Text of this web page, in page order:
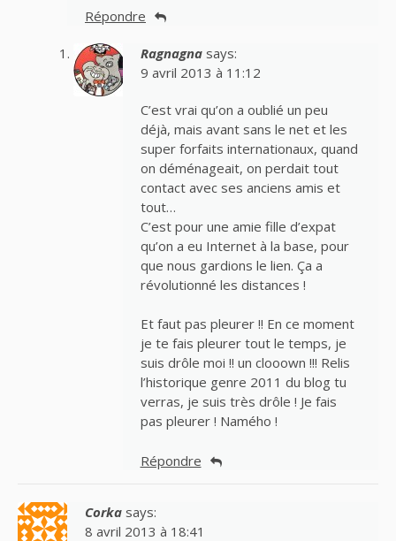
Répondre
Ragnagna says:
9 avril 2013 à 11:12
C’est vrai qu’on a oublié un peu
déjà, mais avant sans le net et les
super forfaits internationaux, quand
on déménageait, on perdait tout
contact avec ses anciens amis et
tout…
C’est pour une amie fille d’expat
qu’on a eu Internet à la base, pour
que nous gardions le lien. Ça a
révolutionné les distances !
Et faut pas pleurer !! En ce moment
je te fais pleurer tout le temps, je
suis drôle moi !! un clooown !!! Relis
l’historique genre 2011 du blog tu
verras, je suis très drôle ! Je fais
pas pleurer ! Namého !
Répondre
Corka says:
8 avril 2013 à 18:41